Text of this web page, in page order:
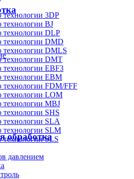
обработка
технологии 3DP
технологии BJ
технологии DLP
технологии DMD
технологии DMLS
технологии DMT
технологии EBF3
технологии EBM
технологии FDM/FFF
технологии LOM
технологии MBJ
технологии SHS
технологии SLA
технологии SLM
технологии SLS
давлением